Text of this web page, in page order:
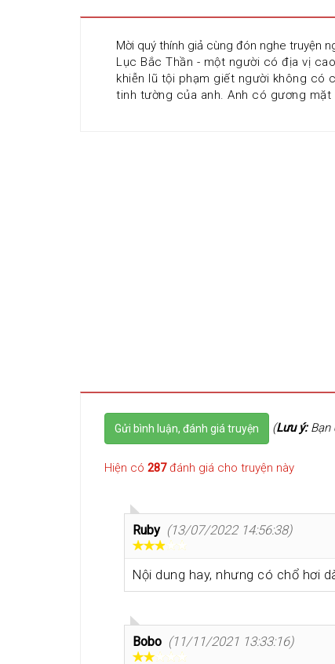
Mời quý thính giả cùng đón nghe truyện
Lục Bắc Thần - một người có địa vị
khiễn lũ tội phạm giết người không có
tinh tường của anh. Anh có gương
Gửi bình luận, đánh giá truyện (Lưu ý:Bạn
Hiện có 287đánh giá cho truyện này
Ruby (13/07/2022 14:56:38)
Nội dung hay, nhưng có chổ hơi
Bobo (11/11/2021 13:33:16)